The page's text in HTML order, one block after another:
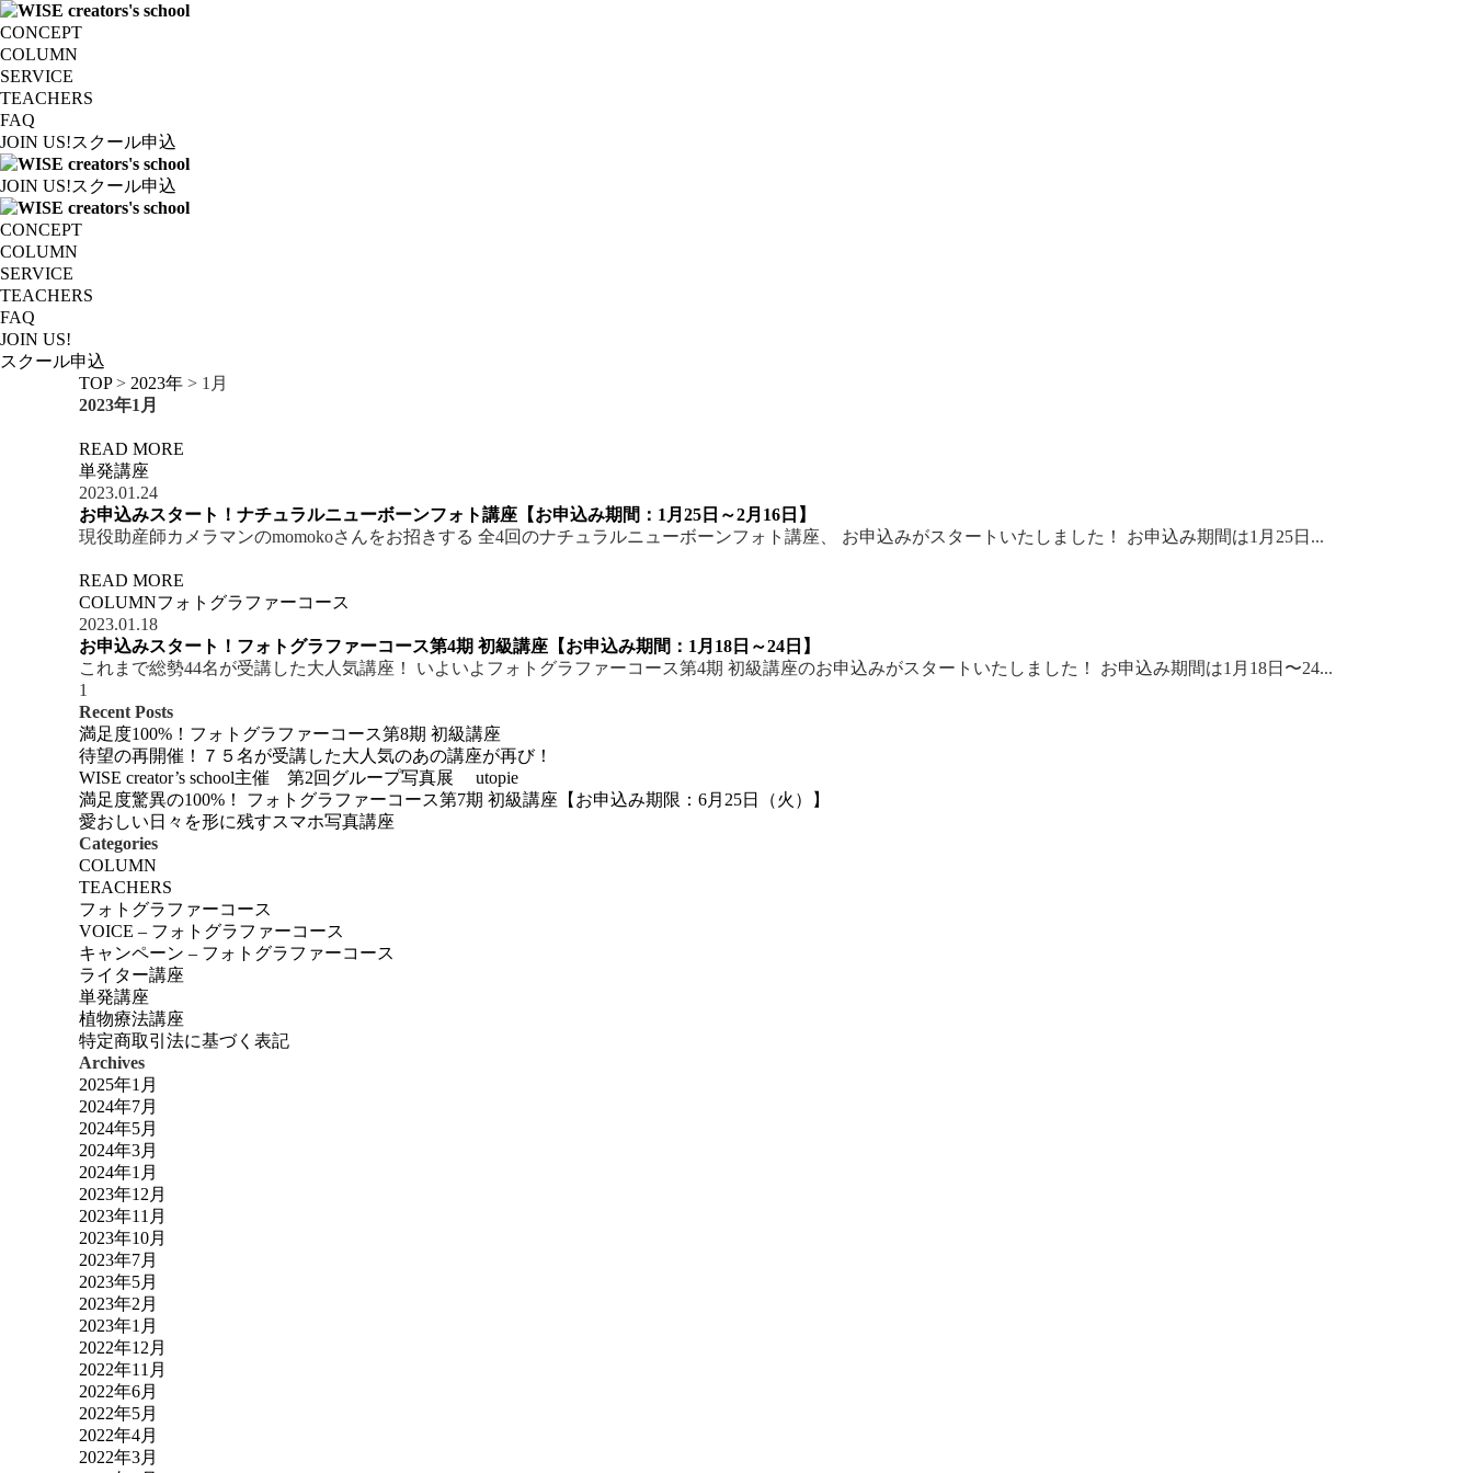
CONCEPT
COLUMN
SERVICE
TEACHERS
FAQ
JOIN US!スクール申込
JOIN US!スクール申込
CONCEPT
COLUMN
SERVICE
TEACHERS
FAQ
JOIN US!
スクール申込
TOP> 2023年 > 1月
2023年1月
READ MORE
単発講座
2023.01.24
お申込みスタート！ナチュラルニューボーンフォト講座【お申込み期間：1月25日～2月16日】
現役助産師カメラマンのmomokoさんをお招きする 全4回のナチュラルニューボーンフォト講座、 お申込みがスタートいたしました！ お申込み期間は1月25日...
READ MORE
COLUMNフォトグラファーコース
2023.01.18
お申込みスタート！フォトグラファーコース第4期 初級講座【お申込み期間：1月18日～24日】
これまで総勢44名が受講した大人気講座！ いよいよフォトグラファーコース第4期 初級講座のお申込みがスタートいたしました！ お申込み期間は1月18日〜24...
1
Recent Posts
満足度100%！フォトグラファーコース第8期 初級講座
待望の再開催！７５名が受講した大人気のあの講座が再び！
WISE creator’s school主催 第2回グループ写真展 utopie
満足度驚異の100%！ フォトグラファーコース第7期 初級講座【お申込み期限：6月25日（火）】
愛おしい日々を形に残すスマホ写真講座
Categories
COLUMN
TEACHERS
フォトグラファーコース
VOICE – フォトグラファーコース
キャンペーン – フォトグラファーコース
ライター講座
単発講座
植物療法講座
特定商取引法に基づく表記
Archives
2025年1月
2024年7月
2024年5月
2024年3月
2024年1月
2023年12月
2023年11月
2023年10月
2023年7月
2023年5月
2023年2月
2023年1月
2022年12月
2022年11月
2022年6月
2022年5月
2022年4月
2022年3月